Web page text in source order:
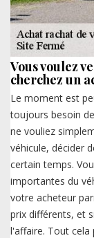
Vous voulez
cherchez un
Le moment est
toujours besoin
ne vouliez
véhicule, décider
certain temps.
importantes du
votre acheteur
prix différents, et
l'affaire. Tout